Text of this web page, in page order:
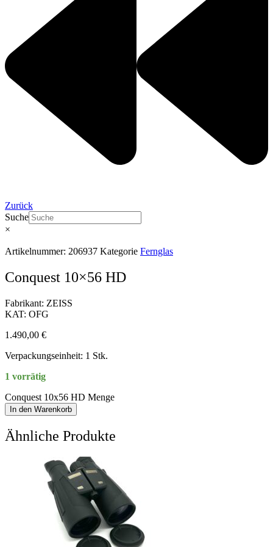
Zurück
Suche
×
Artikelnummer: 206937 Kategorie Fernglas
Conquest 10×56 HD
Fabrikant: ZEISS
KAT: OFG
1.490,00 €
Verpackungseinheit: 1 Stk.
1 vorrätig
Conquest 10x56 HD Menge
In den Warenkorb
Ähnliche Produkte